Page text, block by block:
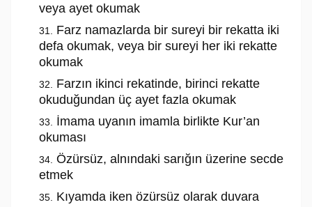
veya ayet okumak
Farz namazlarda bir sureyi bir rekatta iki
defa okumak, veya bir sureyi her iki rekatte
okumak
Farzın ikinci rekatinde, birinci rekatte
okuduğundan üç ayet fazla okumak
İmama uyanın imamla birlikte Kur’an
okuması
Özürsüz, alnındaki sarığın üzerine secde
etmek
Kıyamda iken özürsüz olarak duvara